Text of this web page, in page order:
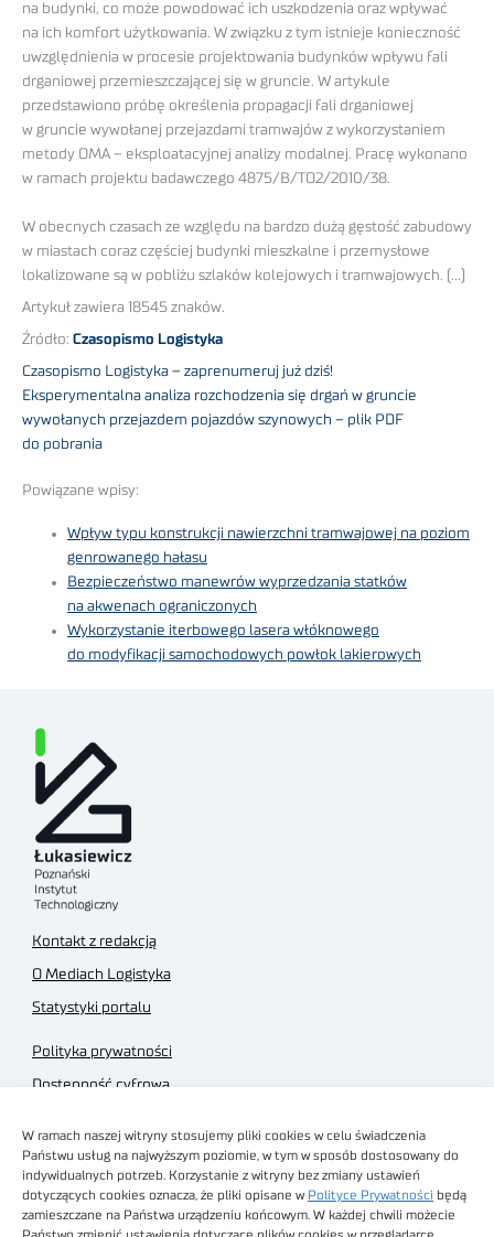
W ramach naszej witryny stosujemy pliki cookies w celu świadczenia
Państwu usług na najwyższym poziomie, w tym w sposób dostosowany do
indywidualnych potrzeb. Korzystanie z witryny bez zmiany ustawień
dotyczących cookies oznacza, że pliki opisane w Polityce Prywatności będą
zamieszczane na Państwa urządzeniu końcowym. W każdej chwili możecie
na budynki, co może powodować ich uszkodzenia oraz wpływać
na ich komfort użytkowania. W związku z tym istnieje konieczność
uwzględnienia w procesie projektowania budynków wpływu fali
drganiowej przemieszczającej się w gruncie. W artykule
przedstawiono próbę określenia propagacji fali drganiowej
w gruncie wywołanej przejazdami tramwajów z wykorzystaniem
metody OMA – eksploatacyjnej analizy modalnej. Pracę wykonano
w ramach projektu badawczego 4875/B/TO2/2010/38.
W obecnych czasach ze względu na bardzo dużą gęstość zabudowy
w miastach coraz częściej budynki mieszkalne i przemysłowe
lokalizowane są w pobliżu szlaków kolejowych i tramwajowych. (…)
Artykuł zawiera 18545 znaków.
Źródło: Czasopismo Logistyka
Czasopismo Logistyka – zaprenumeruj już dziś!
Eksperymentalna analiza rozchodzenia się drgań w gruncie
wywołanych przejazdem pojazdów szynowych – plik PDF
do pobrania
Powiązane wpisy:
Wpływ typu konstrukcji nawierzchni tramwajowej na poziom
genrowanego hałasu
Bezpieczeństwo manewrów wyprzedzania statków
na akwenach ograniczonych
Wykorzystanie iterbowego lasera włóknowego
do modyfikacji samochodowych powłok lakierowych
Kontakt z redakcją
O Mediach Logistyka
Statystyki portalu
Polityka prywatności
Dostępność cyfrowa
Regulamin sklepu